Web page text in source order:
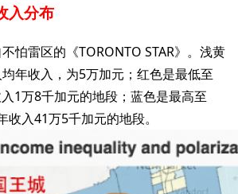
入分布
怕雷区的《TORONTO STAR》。浅黄
年收入，为5万加元；红色是最低至
1万8千加元的地段；蓝色是最高至
入41万5千加元的地段。